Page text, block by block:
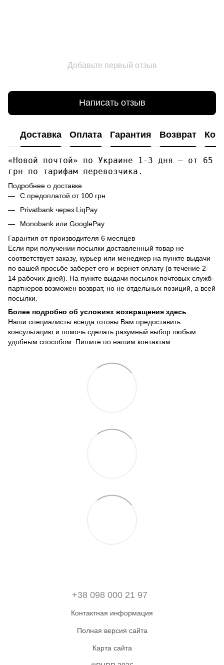
Добавьте первый отзыв
Написать отзыв
Доставка Оплата Гарантия Возврат
«Новой почтой» по Украине 1-3 дня — от 65
грн по тарифам перевозчика.
Подробнее о доставке
С предоплатой от 100 грн
Privatbank через LiqPay
Monobank или GooglePay
Гарантия от производителя 6 месяцев
Если при получении посылки доставленный товар не
соответствует заказу, курьер или менеджер на пункте выдачи
по вашей просьбе заберет его и вернет оплату (в течение 2-
14 рабочих дней). На пункте выдачи посылок почтовых служб-
партнеров возможен возврат, но не отдельных позиций, а всей
посылки.
Более подробно об условиях возвращения здесь
Наши специалисты всегда готовы Вам предоставить
консультацию и помочь сделать разумный выбор любым
удобным способом. Пишите по нашим контактам
+38 098 000 21 97
Контактная информация
Полная версия сайта
Карта сайта